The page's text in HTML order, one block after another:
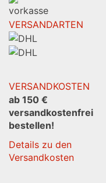
VERSANDARTEN
VERSANDKOSTEN
ab 150 €
versandkostenfrei
bestellen!
Details zu den
Versandkosten